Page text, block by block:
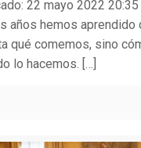
22 mayo 2022 20:35
años hemos aprendido
qué comemos, sino
lo hacemos. […]